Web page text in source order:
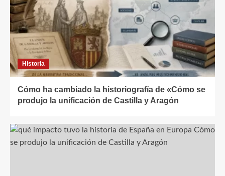
Historia
Cómo ha cambiado la historiografía de «Cómo se
produjo la unificación de Castilla y Aragón